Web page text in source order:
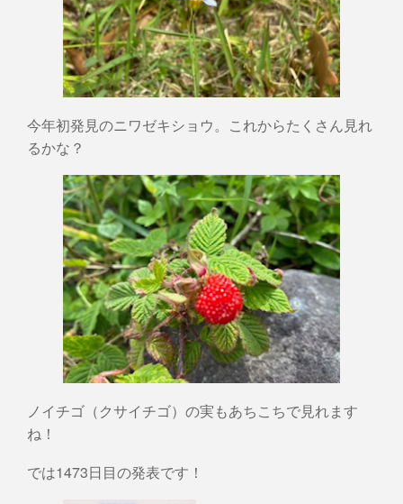
今年初発見のニワゼキショウ。これからたくさん見れ
るかな？
ノイチゴ（クサイチゴ）の実もあちこちで見れます
ね！
では1473日目の発表です！